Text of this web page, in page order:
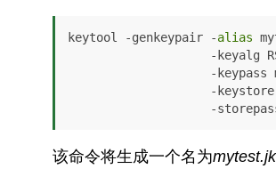
keytool -genkeypair -alias
该命令将生成一个名为